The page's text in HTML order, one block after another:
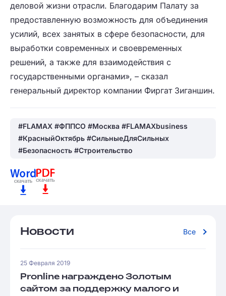
деловой жизни отрасли. Благодарим Палату за
предоставленную возможность для объединения
усилий, всех занятых в сфере безопасности, для
выработки современных и своевременных
решений, а также для взаимодействия с
государственными органами», – сказал
генеральный директор компании Фиргат Зиганшин.
#FLAMAX #ФППСО #Москва #FLAMAXbusiness
#КрасныйОктябрь #СильныеДляСильных
#Безопасность #Строительство
Новости Все
25 Февраля 2019
Pronline награждено Золотым
сайтом за поддержку малого и